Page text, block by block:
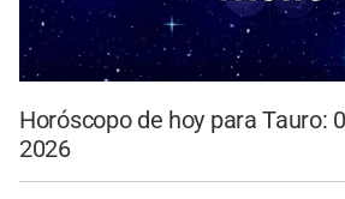
Horóscopo de hoy para Tauro:
2026